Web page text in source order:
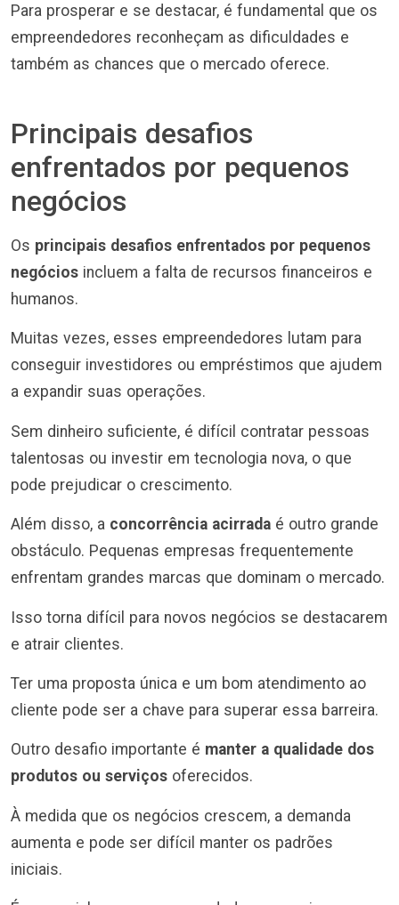
Para prosperar e se destacar, é fundamental que os
empreendedores reconheçam as dificuldades e
também as chances que o mercado oferece.
Principais desafios
enfrentados por pequenos
negócios
Os principais desafios enfrentados por pequenos
negócios incluem a falta de recursos financeiros e
humanos.
Muitas vezes, esses empreendedores lutam para
conseguir investidores ou empréstimos que ajudem
a expandir suas operações.
Sem dinheiro suficiente, é difícil contratar pessoas
talentosas ou investir em tecnologia nova, o que
pode prejudicar o crescimento.
Além disso, a concorrência acirrada é outro grande
obstáculo. Pequenas empresas frequentemente
enfrentam grandes marcas que dominam o mercado.
Isso torna difícil para novos negócios se destacarem
e atrair clientes.
Ter uma proposta única e um bom atendimento ao
cliente pode ser a chave para superar essa barreira.
Outro desafio importante é manter a qualidade dos
produtos ou serviços oferecidos.
À medida que os negócios crescem, a demanda
aumenta e pode ser difícil manter os padrões
iniciais.